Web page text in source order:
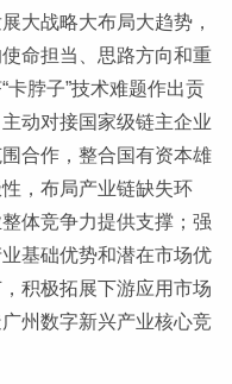
大战略大布局大趋势，
命担当、思路方向和重
卡脖子”技术难题作出贡
动对接国家级链主企业
合作，整合国有资本雄
，布局产业链缺失环
体竞争力提供支撑；强
基础优势和潜在市场优
积极拓展下游应用市场
州数字新兴产业核心竞